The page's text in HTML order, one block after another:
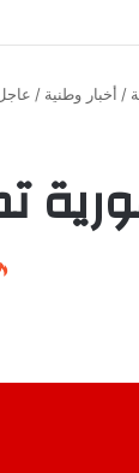
/ أخبار وطنية /